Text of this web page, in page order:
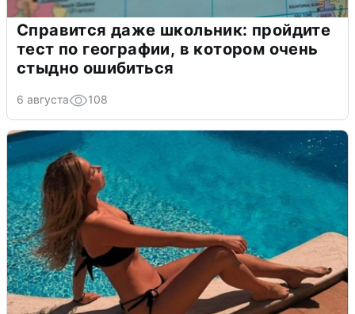
Справится даже школьник: пройдите
тест по географии, в котором очень
стыдно ошибиться
6 августа 108